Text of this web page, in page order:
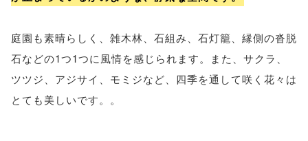
庭園も素晴らしく、雑木林、石組み、石灯籠、縁側の沓脱
石などの1つ1つに風情を感じられます。また、サクラ、
ツツジ、アジサイ、モミジなど、四季を通して咲く花々は
とても美しいです。。